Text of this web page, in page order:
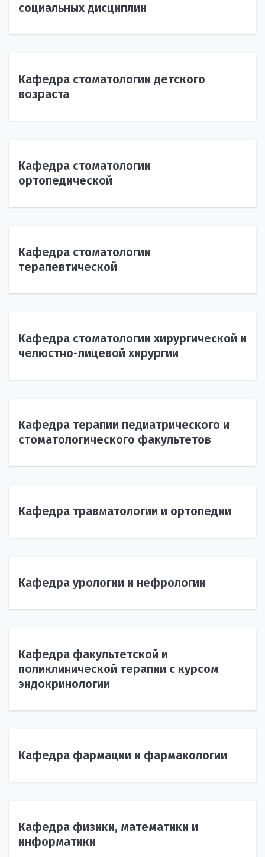
социальных дисциплин
Кафедра стоматологии детского
возраста
Кафедра стоматологии
ортопедической
Кафедра стоматологии
терапевтической
Кафедра стоматологии хирургической и
челюстно-лицевой хирургии
Кафедра терапии педиатрического и
стоматологического факультетов
Кафедра травматологии и ортопедии
Кафедра урологии и нефрологии
Кафедра факультетской и
поликлинической терапии с курсом
эндокринологии
Кафедра фармации и фармакологии
Кафедра физики, математики и
информатики